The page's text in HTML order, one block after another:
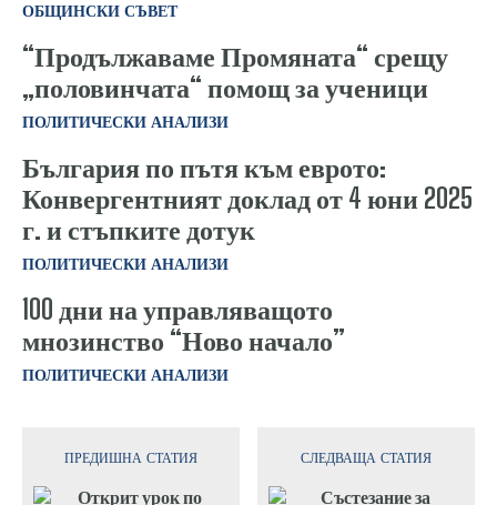
ОБЩИНСКИ СЪВЕТ
​“Продължаваме Промяната“ срещу
„половинчата“ помощ за ученици
ПОЛИТИЧЕСКИ АНАЛИЗИ
България по пътя към еврото:
Конвергентният доклад от 4 юни 2025
г. и стъпките дотук
ПОЛИТИЧЕСКИ АНАЛИЗИ
100 дни на управляващото
мнозинство “Ново начало”
ПОЛИТИЧЕСКИ АНАЛИЗИ
ПРЕДИШНА СТАТИЯ СЛЕДВАЩА СТАТИЯ